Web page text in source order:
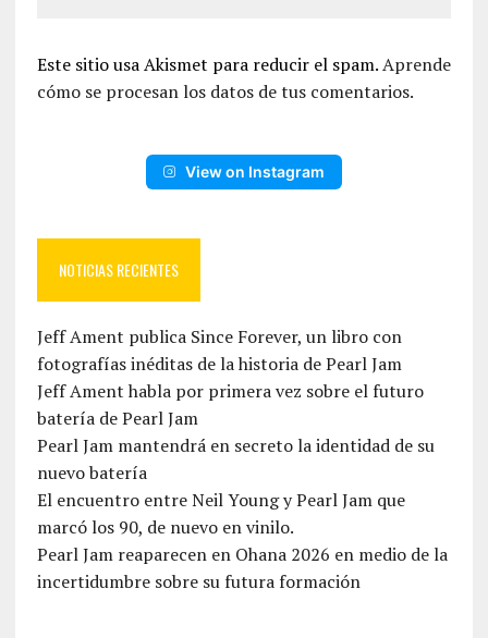
Este sitio usa Akismet para reducir el spam.Aprende
cómo se procesan los datos de tus comentarios.
View on Instagram
NOTICIAS RECIENTES
Jeff Ament publica Since Forever, un libro con
fotografías inéditas de la historia de Pearl Jam
Jeff Ament habla por primera vez sobre el futuro
batería de Pearl Jam
Pearl Jam mantendrá en secreto la identidad de su
nuevo batería
El encuentro entre Neil Young y Pearl Jam que
marcó los 90, de nuevo en vinilo.
Pearl Jam reaparecen en Ohana 2026 en medio de la
incertidumbre sobre su futura formación